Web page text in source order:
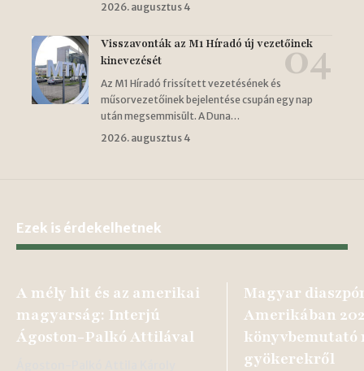
2026. augusztus 4
Visszavonták az M1 Híradó új vezetőinek
kinevezését
Az M1 Híradó frissített vezetésének és
műsorvezetőinek bejelentése csupán egy nap
után megsemmisült. A Duna…
2026. augusztus 4
Ezek is érdekelhetnek
A mély hit és az amerikai
magyarság: Interjú
Ágoston-Palkó Attilával
Magyar
Amerikában
könyvbemutató
gyökerekről